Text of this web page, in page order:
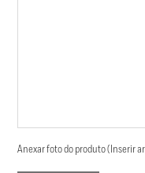
Anexar foto do produto (Inserir